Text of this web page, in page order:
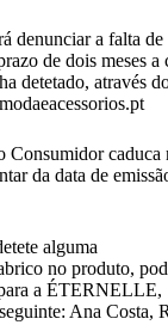
denunciar a falta de
de dois meses a
detetado, através
Consumidor caduca
da data de
alguma
no produto,
a ÉTERNELLE,
Ana Costa,